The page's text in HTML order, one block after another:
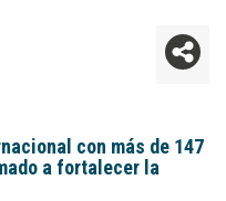
con más de 147
a fortalecer la